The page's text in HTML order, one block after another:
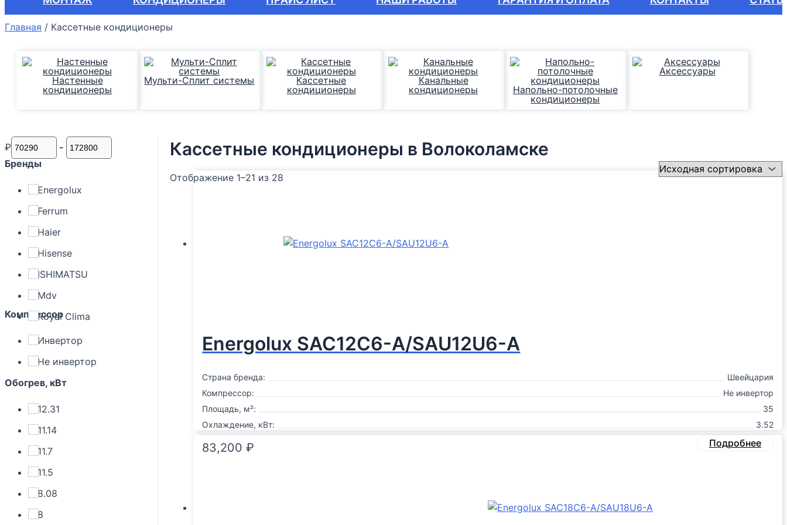
Главная / Кассетные кондиционеры
Настенные
кондиционеры
Мульти-Сплит системы
Кассетные
кондиционеры
Канальные
кондиционеры
Напольно-потолочные
кондиционеры
Аксессуары
₽
-
Бренды
Energolux
Ferrum
Haier
Hisense
ISHIMATSU
Mdv
Royal Clima
Компрессор
Инвертор
Не инвертор
Обогрев, кВт
12.31
11.14
11.7
11.5
8.08
8
Кассетные кондиционеры в Волоколамске
Отображение 1–21 из 28
Energolux SAC12С6-A/SAU12U6-A
Страна бренда:
Швейцария
Компрессор:
Не инвертор
Площадь, м²:
35
Охлаждение, кВт:
3.52
83,200₽ Подробнее